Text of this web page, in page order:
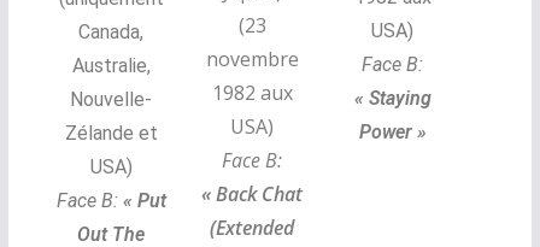
Canada,
Australie,
Nouvelle-
Zélande et
USA)
Face B: « Put
Out The
(23
novembre
1982 aux
USA)
Face B:
« Back Chat
(Extended
USA)
Face B:
« Staying
Power »